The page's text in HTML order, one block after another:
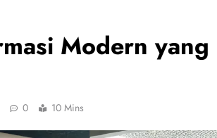
Modern
0 10 Mins